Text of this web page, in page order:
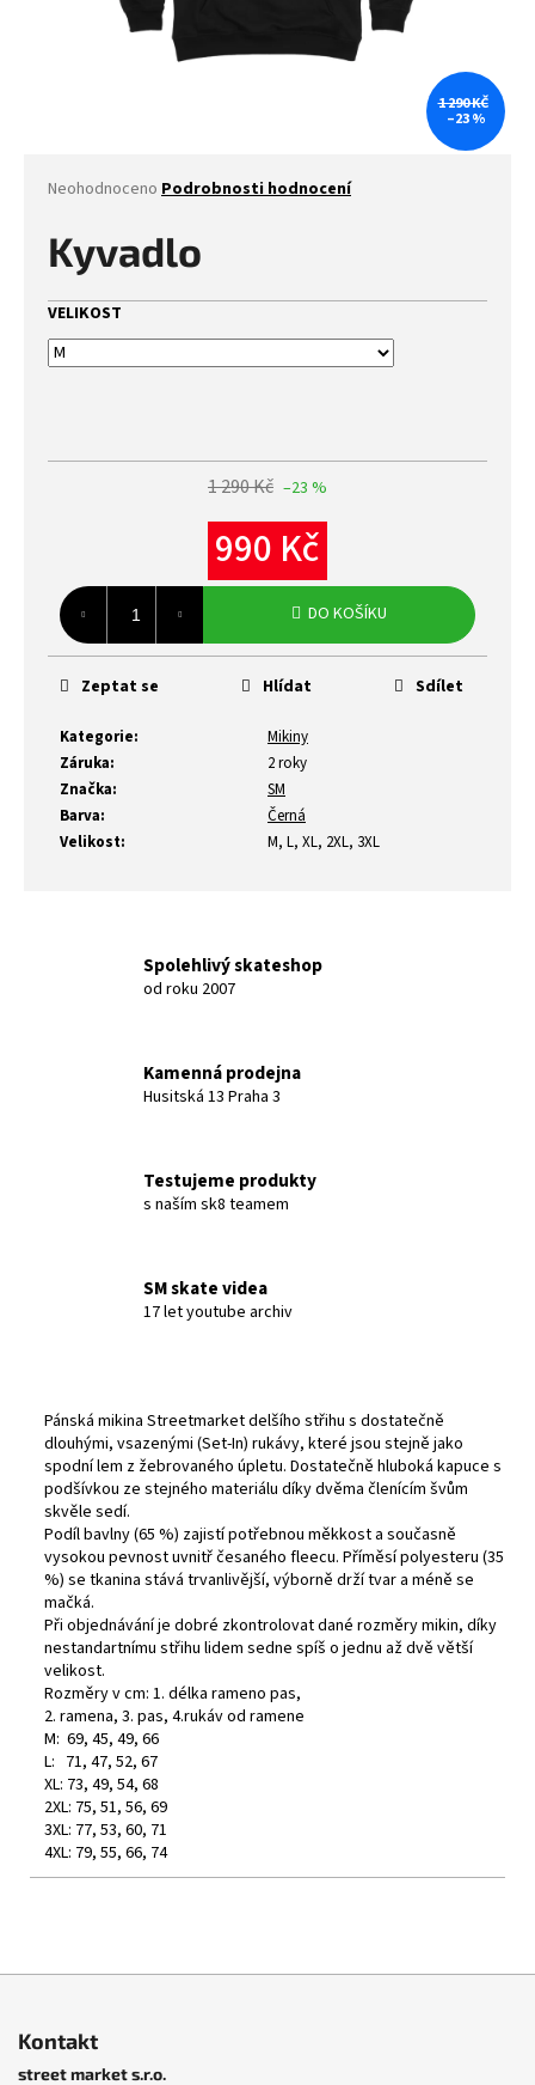
Průměrné
produktu
je
z
5
hvězdiček.
Neohodnoceno Podrobnosti hodnocení
Kyvadlo
VELIKOST
1 290 Kč –23 %
990 Kč
cena:
DO KOŠÍKU
Kategorie:
Mikiny
Záruka:
2 roky
Značka:
SM
Barva:
Černá
Velikost: M, L, XL, 2XL, 3XL
Zeptat se Hlídat Sdílet
1 290 KČ
–23 %
Spolehlivý skateshop
od roku 2007
Kamenná prodejna
Husitská 13 Praha 3
Testujeme produkty
s naším sk8 teamem
SM skate videa
17 let youtube archiv
Pánská mikina Streetmarket delšího střihu s dostatečně
dlouhými, vsazenými (Set-In) rukávy, které jsou stejně jako
spodní lem z žebrovaného úpletu. Dostatečně hluboká kapuce s
podšívkou ze stejného materiálu díky dvěma členícím švům
skvěle sedí.
Podíl bavlny (65 %) zajistí potřebnou měkkost a současně
vysokou pevnost uvnitř česaného fleecu. Příměsí polyesteru (35
%) se tkanina stává trvanlivější, výborně drží tvar a méně se
mačká.
Při objednávání je dobré zkontrolovat dané rozměry mikin, díky
nestandartnímu střihu lidem sedne spíš o jednu až dvě větší
velikost.
Rozměry v cm: 1. délka rameno pas,
2. ramena, 3. pas, 4.rukáv od ramene
M: 69, 45, 49, 66
L: 71, 47, 52, 67
XL: 73, 49, 54, 68
2XL: 75, 51, 56, 69
3XL: 77, 53, 60, 71
4XL: 79, 55, 66, 74
Kontakt
street market s.r.o.